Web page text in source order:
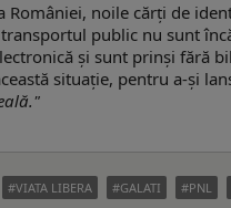
României, noile cărți de
public nu sunt
și sunt prinși fără
situație, pentru a-și
VIATA LIBERA GALATI PNL